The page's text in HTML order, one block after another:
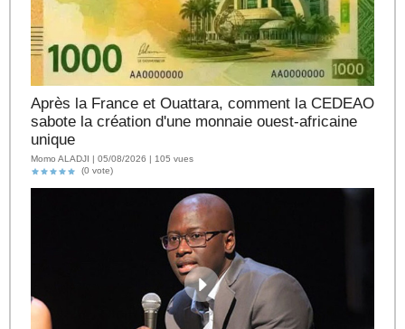
Après la France et Ouattara, comment la CEDEAO
sabote la création d'une monnaie ouest-africaine
unique
Momo ALADJI | 05/08/2026 | 105 vues
(0 vote)